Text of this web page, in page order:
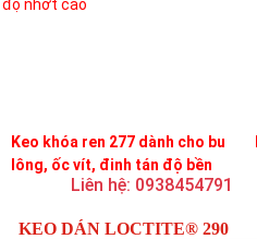
Keo khóa ren 277 dành cho bu
lông, ốc vít, đinh tán độ bền
cao, độ nhớt cao
Liên hệ: 0938454791
KEO DÁN LOCTITE® 290